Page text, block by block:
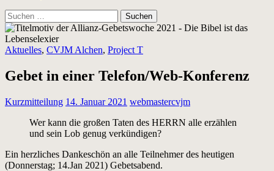
Suchen
nach:
Aktuelles, CVJM Alchen, Project T
Gebet in einer Telefon/Web-Konferenz
Kurzmitteilung 14. Januar 2021 webmastercvjm
Wer kann die großen Taten des HERRN alle erzählen
und sein Lob genug verkündigen?
Ein herzliches Dankeschön an alle Teilnehmer des heutigen
(Donnerstag; 14.Jan 2021) Gebetsabend.